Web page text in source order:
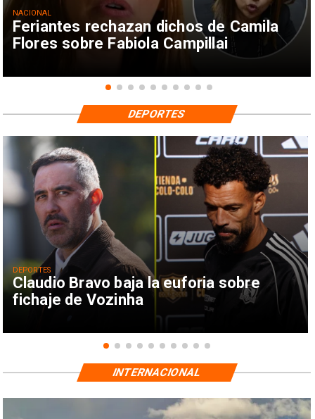
Feriantes rechazan dichos de Camila
Flores sobre Fabiola Campillai
NACIONAL
Claudio Bravo baja la euforia sobre
fichaje de Vozinha
DEPORTES
DEPORTES
INTERNACIONAL